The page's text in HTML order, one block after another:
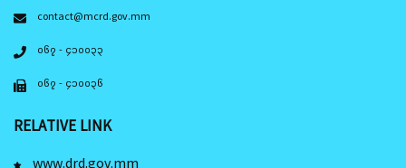
contact@mcrd.gov.mm
၀၆၇ - ၄၁၀၀၃၃
၀၆၇ - ၄၁၀၀၃၆
RELATIVE LINK
www.drd.gov.mm